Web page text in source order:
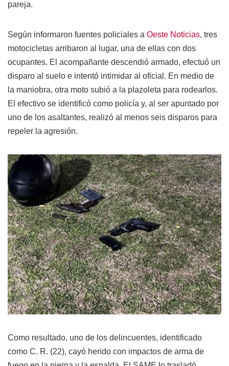
pareja.
Según informaron fuentes policiales a Oeste Noticias, tres
motocicletas arribaron al lugar, una de ellas con dos
ocupantes. El acompañante descendió armado, efectuó un
disparo al suelo e intentó intimidar al oficial. En medio de
la maniobra, otra moto subió a la plazoleta para rodearlos.
El efectivo se identificó como policía y, al ser apuntado por
uno de los asaltantes, realizó al menos seis disparos para
repeler la agresión.
Como resultado, uno de los delincuentes, identificado
como C. R. (22), cayó herido con impactos de arma de